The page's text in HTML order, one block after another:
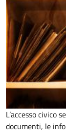
L’accesso civico
documenti, le